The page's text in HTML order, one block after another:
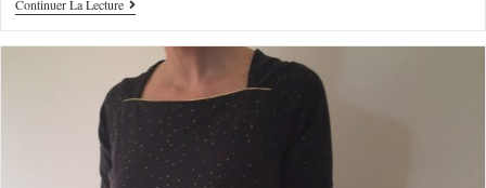
Continuer La Lecture